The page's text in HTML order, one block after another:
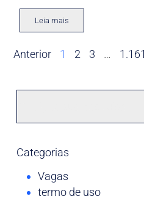
Leia mais
Anterior 1 2 3 … 1.161
Categorias
Vagas
termo de uso